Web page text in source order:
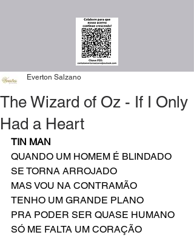
The Wizard of Oz - If I Only
Had a Heart
Everton Salzano
TIN MAN
QUANDO UM HOMEM É BLINDADO
SE TORNA ARROJADO
MAS VOU NA CONTRAMÃO
TENHO UM GRANDE PLANO
PRA PODER SER QUASE HUMANO
SÓ ME FALTA UM CORAÇÃO